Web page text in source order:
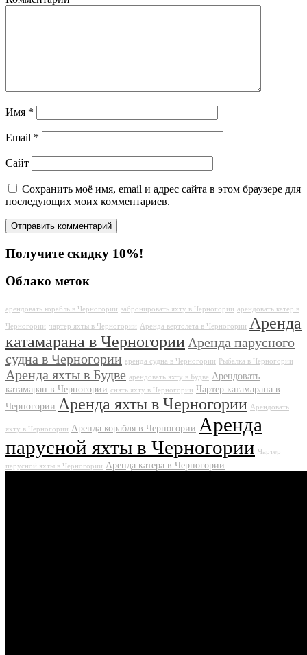
Имя *
Email *
Сайт
Сохранить моё имя, email и адрес сайта в этом браузере для
последующих моих комментариев.
Получите скидку 10%!
Облако меток
арендовать корабль в Черногории забронировать яхту в Черногории арендовать катер в
Черногории чартер яхты в Черногории Аренда вертолета в Черногории
Аренда
катамарана в Черногории Аренда парусного
судна в Черногории аренда судна в Черногории Рыбалка в Черногории
Аренда яхты в Будве арендовать яхту в Будве Арендовать
катамаран в Черногории снять яхту в Черногории Чартер катамарана в
Черногории Аренда яхты в Черногории Арендовать
яхту в Черногории Аренда корабля в Черногории Аренда
парусной яхты в Черногории Чартер
парусной яхты в Черногории Аренда катера в Черногории